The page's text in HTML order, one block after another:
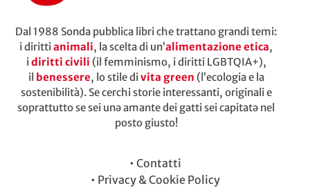
Dal 1988 Sonda pubblica libri che trattano grandi temi:
i dirittianimali, la scelta di un’alimentazione etica,
idiritti civili (il femminismo, i diritti LGBTQIA+),
il benessere, lo stile divita green (l’ecologia e la
sostenibilità). Se cerchi storie interessanti, originali e
soprattutto se sei unə amante dei gatti sei capitatə nel
posto giusto!
• Contatti
• Privacy & Cookie Policy